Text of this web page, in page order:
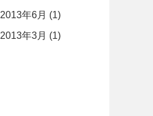
2013年6月 (1)
2013年3月 (1)